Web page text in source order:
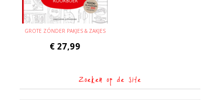
GROTE ZÓNDER PAKJES & ZAKJES
€ 27,99
Zoeken op de site